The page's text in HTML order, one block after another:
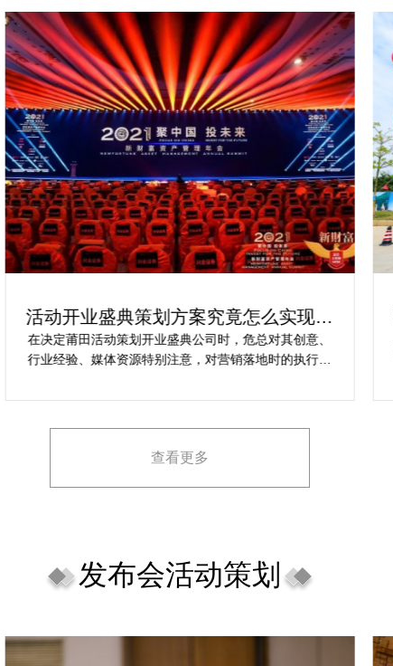
开工开业活动开工开业策划方案：让你
的活动与众不同
乐野策划是专业可靠的线上活动开工开业策划公司，并
资源完善，筹划的一站式服务战略能够很好全面满足我
场开工开业活动策划，预备推荐给须要寻觅线上活动开
查看更多
发布会活动策划